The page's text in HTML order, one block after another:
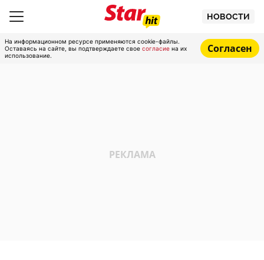
НОВОСТИ
На информационном ресурсе применяются cookie-файлы.
Оставаясь на сайте, вы подтверждаете свое согласие на их
использование.
Согласен